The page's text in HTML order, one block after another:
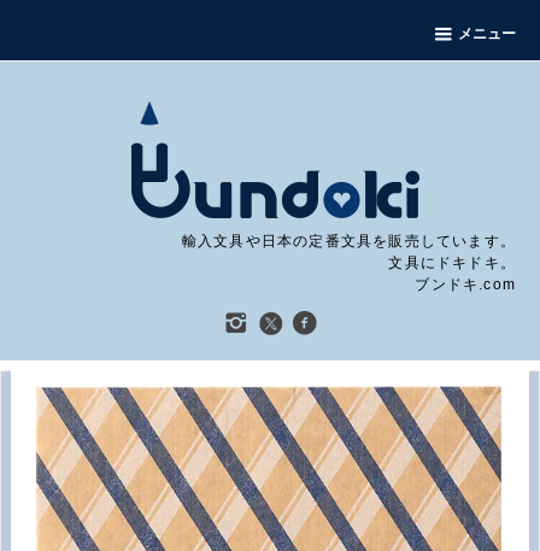
メニュー
輸入文具や日本の定番文具を販売しています。
文具にドキドキ。
ブンドキ.com